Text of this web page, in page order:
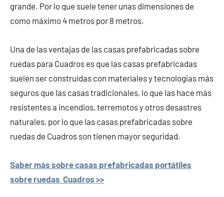
grande. Por lo que suele tener unas dimensiones de
como máximo 4 metros por 8 metros.
Una de las ventajas de las casas prefabricadas sobre
ruedas para Cuadros es que las casas prefabricadas
suelen ser construidas con materiales y tecnologías más
seguros que las casas tradicionales, lo que las hace más
resistentes a incendios, terremotos y otros desastres
naturales, por lo que las casas prefabricadas sobre
ruedas de Cuadros son tienen mayor seguridad.
Saber más sobre casas prefabricadas portátiles
sobre ruedas Cuadros >>